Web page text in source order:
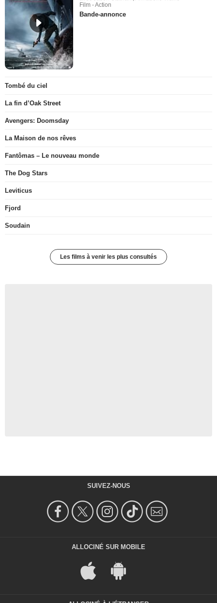
Film - Action
Bande-annonce
Tombé du ciel
La fin d’Oak Street
Avengers: Doomsday
La Maison de nos rêves
Fantômas – Le nouveau monde
The Dog Stars
Leviticus
Fjord
Soudain
Les films à venir les plus consultés
SUIVEZ-NOUS
ALLOCINÉ SUR MOBILE